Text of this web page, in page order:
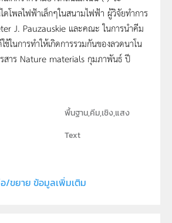
โพลไฟฟ้าเล็กๆในสนามไฟฟ้า ผู้วิจัยทำการ
J. Pauzauskie และคณะ ในการนำคีม
ช้ในการทำให้เกิดการรวมกันของลวดนาโน
สาร Nature materials กุมภาพันธ์ ปี
พื้นฐาน,คีม,เชิง,แสง
Text
/ขยาย ข้อมูลเพิ่มเติม